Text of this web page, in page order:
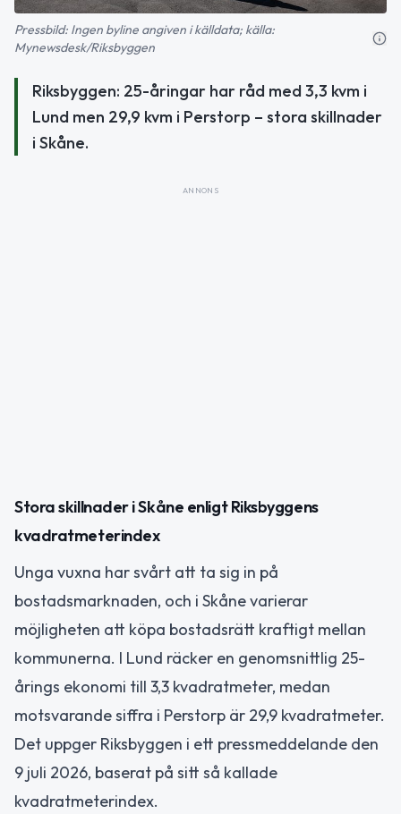
Pressbild: Ingen byline angiven i källdata; källa:
Mynewsdesk/Riksbyggen
Riksbyggen: 25-åringar har råd med 3,3 kvm i
Lund men 29,9 kvm i Perstorp – stora skillnader
i Skåne.
ANNONS
Stora skillnader i Skåne enligt Riksbyggens
kvadratmeterindex
Unga vuxna har svårt att ta sig in på
bostadsmarknaden, och i Skåne varierar
möjligheten att köpa bostadsrätt kraftigt mellan
kommunerna. I Lund räcker en genomsnittlig 25-
årings ekonomi till 3,3 kvadratmeter, medan
motsvarande siffra i Perstorp är 29,9 kvadratmeter.
Det uppger Riksbyggen i ett pressmeddelande den
9 juli 2026, baserat på sitt så kallade
kvadratmeterindex.